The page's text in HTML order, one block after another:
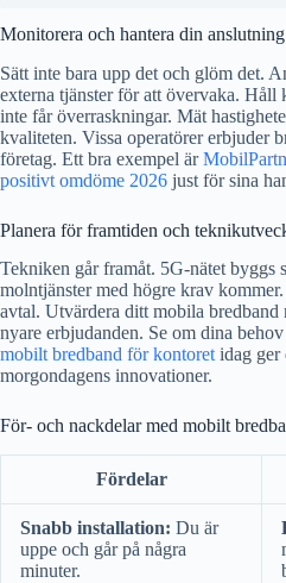
Monitorera och hantera din
Sätt inte bara upp det och glöm det.
externa tjänster för att övervaka. Håll
inte får överraskningar. Mät
kvaliteten. Vissa operatörer erbjuder
företag. Ett bra exempel är
positivt omdöme 2026 just för sina
Planera för framtiden och
Tekniken går framåt. 5G-nätet byggs
molntjänster med högre krav
avtal. Utvärdera ditt mobila bredband
nyare erbjudanden. Se om dina
mobilt bredband för kontoret idag ger
morgondagens innovationer.
För- och nackdelar med mobilt
Fördelar
Snabb installation: Du är
uppe och går på några
minuter.